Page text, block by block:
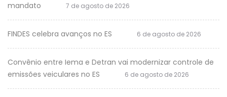
mandato
7 de agosto de 2026
FINDES celebra avanços no ES 6 de agosto de 2026
Convênio entre Iema e Detran vai modernizar controle de
emissões veiculares no ES
6 de agosto de 2026